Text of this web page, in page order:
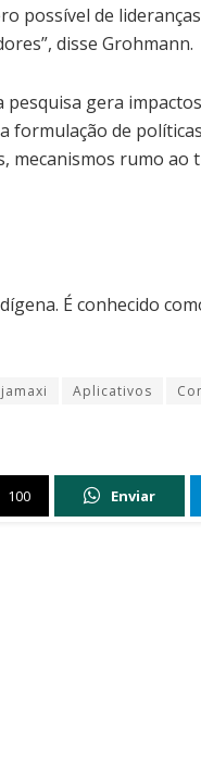
possível de
disse Grohmann.
gera
formulação de
mecanismos rumo ao
É conhecido
Aplicativos
100 Enviar